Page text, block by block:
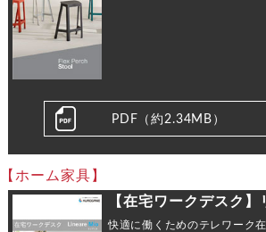
PDF（約2.34MB）
【ホーム家具】
【在宅ワークデスク
快適に働くためのテレワーク在